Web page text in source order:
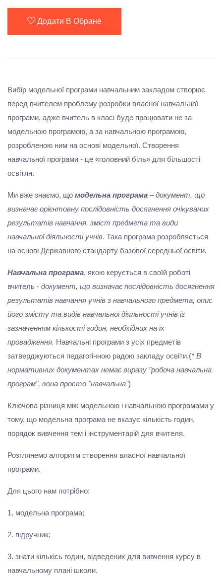
Додати В Обране
Вибір модельної програми навчальним закладом створює
перед вчителем проблему розробки власної навчальної
програми, адже вчитель в класі буде працювати не за
модельною програмою, а за навчальною програмою,
розробленою ним на основі модельної. Створення
навчальної програми - це «головний біль» для більшості
освітян.
Ми вже знаємо, що модельна програма – документ, що
визначає орієнтовну послідовність досягнення очікуваних
результатів навчання, зміст предмета та види
навчальної діяльності учнів. Така програма розробляється
на основі Державного стандарту базової середньої освіти.
Навчальна програма, якою керується в своїй роботі
вчитель - документ, що визначає послідовність досягнення
результатів навчання учнів з навчального предмета, опис
його змісту та видів навчальної діяльності учнів із
зазначенням кількості годин, необхідних на їх
провадження. Навчальні програми з усіх предметів
затверджуються педагогічною радою закладу освіти.(* В
нормативних документах немає виразу "робоча навчальна
програм", вона просто "навчальна")
Ключова різниця між модельною і навчальною програмами у
тому, що модельна програма не вказує кількість годин,
порядок вивчення тем і інструментарій для вчителя.
Розглянемо алгоритм створення власної навчальної
програми.
Для цього нам потрібно:
1. модельна програма;
2. підручник;
3. знати кількісь годин, відведених для вивчення курсу в
навчальному плані школи.